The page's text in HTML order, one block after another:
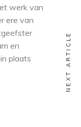
werk van
ere van
en
plaats
NEXT ARTICLE